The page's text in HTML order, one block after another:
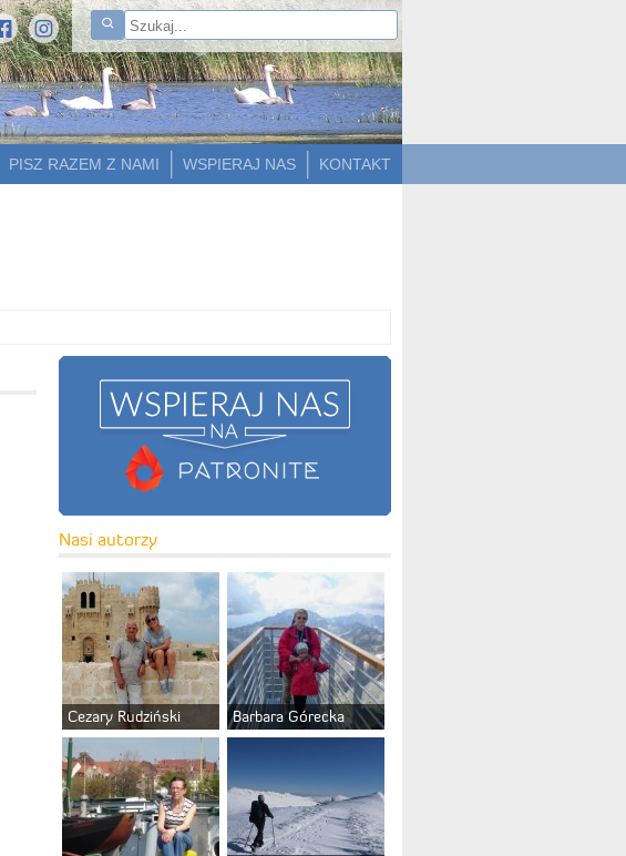
KONTAKT
WSPIERAJ NAS
PISZ RAZEM Z NAMI
Nasi autorzy
Cezary Rudziński Barbara Górecka